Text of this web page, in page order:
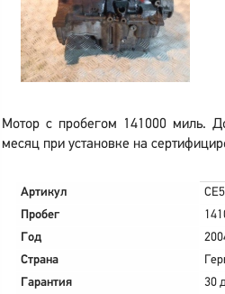
Мотор с пробегом 141000 миль.
месяц при установке на
Артикул
Пробег
Год
Страна
Гарантия
30